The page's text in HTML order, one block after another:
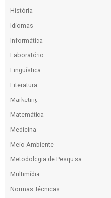
História
Idiomas
Informática
Laboratório
Linguística
Literatura
Marketing
Matemática
Medicina
Meio Ambiente
Metodologia de Pesquisa
Multimídia
Normas Técnicas